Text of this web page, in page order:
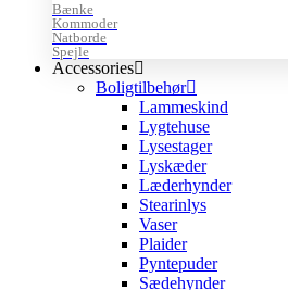
Bænke
Kommoder
Natborde
Spejle
Accessories
Boligtilbehør
Lammeskind
Lygtehuse
Lysestager
Lyskæder
Læderhynder
Stearinlys
Vaser
Plaider
Pyntepuder
Sædehynder